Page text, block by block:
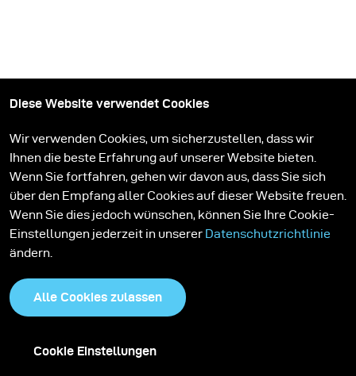
auf dem Laufenden bleiben
unseren Stories inspirieren, erfahren Sie mehr über neue
Beleuchtungssysteme und bleiben Sie informiert.
Abonnieren
Diese Website verwendet Cookies
Wir verwenden Cookies, um sicherzustellen, dass wir
Ihnen die beste Erfahrung auf unserer Website bieten.
Wenn Sie fortfahren, gehen wir davon aus, dass Sie sich
über den Empfang aller Cookies auf dieser Website freuen.
Wenn Sie dies jedoch wünschen, können Sie Ihre Cookie-
Einstellungen jederzeit in unserer Datenschutzrichtlinie
ändern.
Alle Cookies zulassen
Cookie Einstellungen